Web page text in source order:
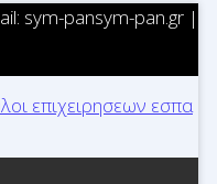
sym-pansym-pan.gr |